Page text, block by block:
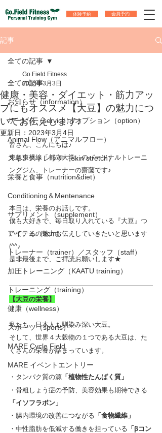
体験予約 会員予約
記事
全ての記事
お知らせ（information）
サービス（service）/オプション（option）
Animal Flow（アニマルフロー）
スキンストレッチ（skin stretch）
栄養と食事（nutrition&diet）
Conditioning＆Mentenance
サプリメント（supplement）
アイテム（item）
トレーナー（trainer）／スタッフ（staff）
加圧トレーニング（KAATU training）
トレーニング（training）
健康（wellness）
スポーツ（sports）
MARE Cycle Field
MARE イベントエントリー
全ての記事
健康・美容・ダイエット・筋力アッ
プにもオススメ【大豆】の魅力につ
いてお伝えします♪
Go.Field Fitness
2023年3月3日
更新日： 2023年3月4日
皆さん、こんにちは♪
東急東横線「都立大学」のパーソナルトレーニ
ングジム、トレーナーの齋藤です♪
本日は、栄養のお話しです。
僕も大好きで、毎日取り入れている『大豆』つ
いて、その魅力お伝えしていきたいと思います
(^^♪
是非最後まで、ご拝読お願いします★
【大豆の栄養】
私たち、日本人も馴染み深い大豆。
そして、世界４大穀物の１つである大豆は、た
くさんの栄養が詰まっています。
・タンパク質の源 「植物性たんぱく質」
・骨粗しょう症の予防、美容効果も期待できる
「イソフラボン」
・腸内環境の改善につながる 「食物繊維」
・中性脂肪を低減する働きを担っている 「βコン